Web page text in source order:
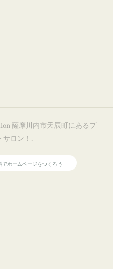
薩摩川内市天辰町にあるプ
ロン！ .
でホームページをつくろう